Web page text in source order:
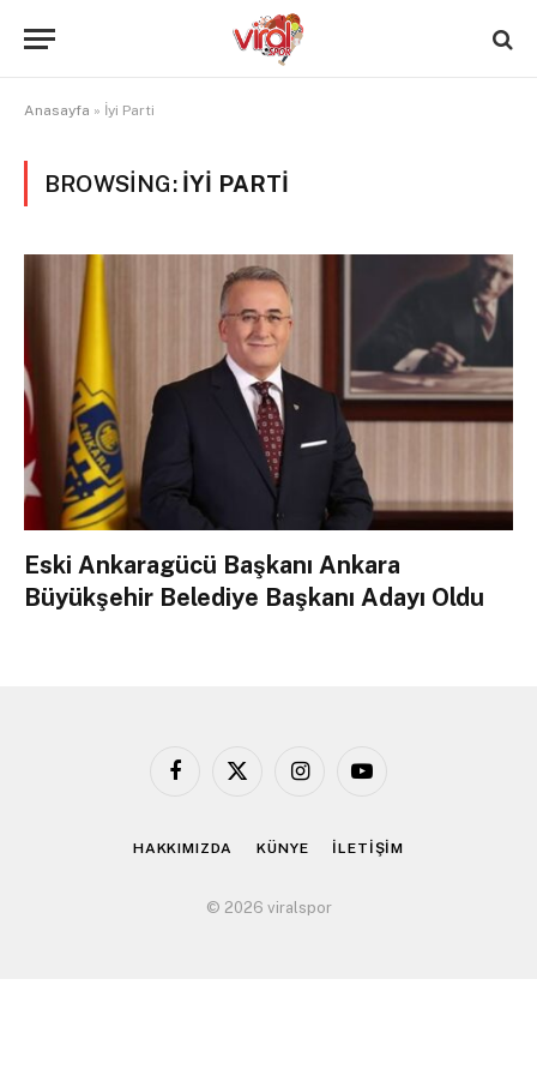
Anasayfa » İyi Parti
BROWSING: İYI PARTI
Eski Ankaragücü Başkanı Ankara
Büyükşehir Belediye Başkanı Adayı Oldu
Facebook
X
InstagramYouTube
HAKKIMIZDA KÜNYE İLETİŞİM
© 2026 viralspor